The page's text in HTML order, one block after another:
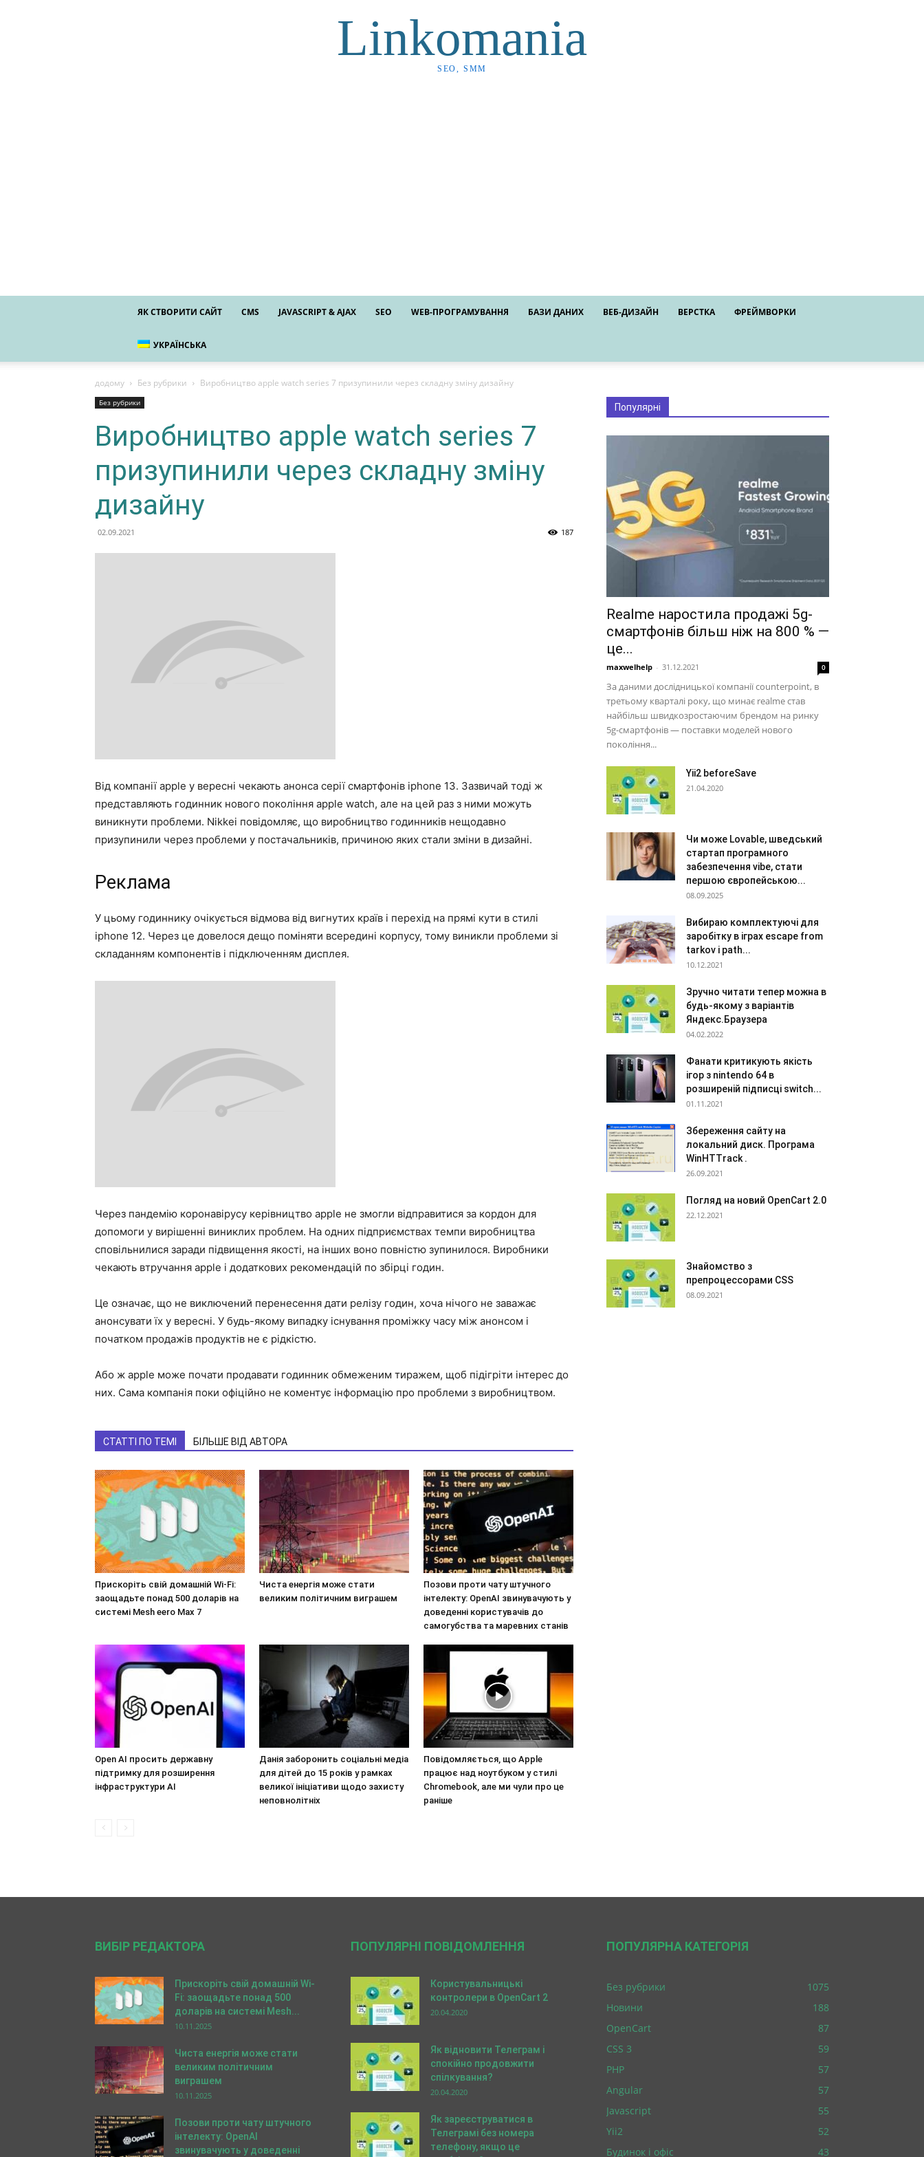
Linkomania
SEO, SMM
ЯК СТВОРИТИ САЙТ CMS JAVASCRIPT & AJAX SEO WEB-ПРОГРАМУВАННЯ БАЗИ ДАНИХ ВЕБ-ДИЗАЙН ВЕРСТКА ФРЕЙМВОРКИ
УКРАЇНСЬКА
додому Без рубрики Виробництво apple watch series 7 призупинили через складну зміну дизайну
Без рубрики
Виробництво apple watch series 7
призупинили через складну зміну
дизайну
02.09.2021 187
Від компанії apple у вересні чекають анонса серії смартфонів iphone 13. Зазвичай тоді ж
представляють годинник нового покоління apple watch, але на цей раз з ними можуть
виникнути проблеми. Nikkei повідомляє, що виробництво годинників нещодавно
призупинили через проблеми у постачальників, причиною яких стали зміни в дизайні.
Реклама
У цьому годиннику очікується відмова від вигнутих країв і перехід на прямі кути в стилі
iphone 12. Через це довелося дещо поміняти всередині корпусу, тому виникли проблеми зі
складанням компонентів і підключенням дисплея.
Через пандемію коронавірусу керівництво apple не змогли відправитися за кордон для
допомоги у вирішенні виниклих проблем. На одних підприємствах темпи виробництва
сповільнилися заради підвищення якості, на інших воно повністю зупинилося. Виробники
чекають втручання apple і додаткових рекомендацій по збірці годин.
Це означає, що не виключений перенесення дати релізу годин, хоча нічого не заважає
анонсувати їх у вересні. У будь-якому випадку існування проміжку часу між анонсом і
початком продажів продуктів не є рідкістю.
Або ж apple може почати продавати годинник обмеженим тиражем, щоб підігріти інтерес до
них. Сама компанія поки офіційно не коментує інформацію про проблеми з виробництвом.
СТАТТІ ПО ТЕМІ БІЛЬШЕ ВІД АВТОРА
Прискоріть свій домашній Wi-Fi:
заощадьте понад 500 доларів на
системі Mesh eero Max 7
Чиста енергія може стати
великим політичним виграшем
Позови проти чату штучного
інтелекту: OpenAI звинувачують у
доведенні користувачів до
самогубства та маревних станів
Open AI просить державну
підтримку для розширення
інфраструктури AI
Данія заборонить соціальні медіа
для дітей до 15 років у рамках
великої ініціативи щодо захисту
неповнолітніх
Повідомляється, що Apple
працює над ноутбуком у стилі
Chromebook, але ми чули про це
раніше
Популярні
Realme наростила продажі 5g-
смартфонів більш ніж на 800 % —
це...
maxwelhelp - 31.12.2021 0
За даними дослідницької компанії counterpoint, в
третьому кварталі року, що минає realme став
найбільш швидкозростаючим брендом на ринку
5g-смартфонів — поставки моделей нового
покоління...
Yii2 beforeSave
21.04.2020
Чи може Lovable, шведський
стартап програмного
забезпечення vibe, стати
першою європейською...
08.09.2025
Вибираю комплектуючі для
заробітку в іграх escape from
tarkov і path...
10.12.2021
Зручно читати тепер можна в
будь-якому з варіантів
Яндекс.Браузера
04.02.2022
Фанати критикують якість
ігор з nintendo 64 в
розширеній підписці switch...
01.11.2021
Збереження сайту на
локальний диск. Програма
WinHTTrack .
26.09.2021
Погляд на новий OpenCart 2.0
22.12.2021
Знайомство з
препроцессорами CSS
08.09.2021
ВИБІР РЕДАКТОРА
Прискоріть свій домашній Wi-
Fi: заощадьте понад 500
доларів на системі Mesh...
10.11.2025
Чиста енергія може стати
великим політичним
виграшем
10.11.2025
Позови проти чату штучного
інтелекту: OpenAI
звинувачують у доведенні
ПОПУЛЯРНІ ПОВІДОМЛЕННЯ
Користувальницькі
контролери в OpenCart 2
20.04.2020
Як відновити Телеграм і
спокійно продовжити
спілкування?
20.04.2020
Як зареєструватися в
Телеграмі без номера
телефону, якщо це
ПОПУЛЯРНА КАТЕГОРІЯ
Без рубрики
1075
Новини
188
OpenCart
87
CSS 3
59
PHP
57
Angular
57
Javascript
55
Yii2
52
Будинок і офіс
43